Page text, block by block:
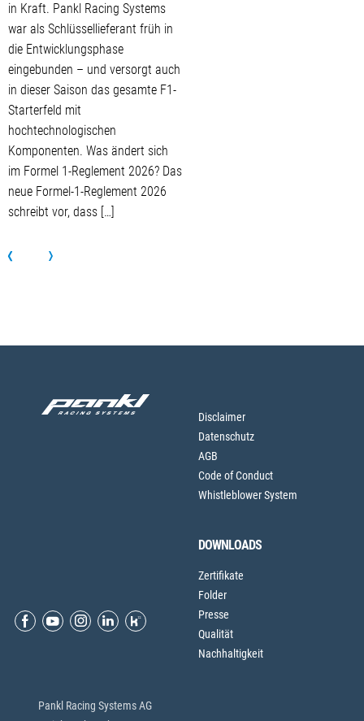
in Kraft. Pankl Racing Systems
war als Schlüssellieferant früh in
die Entwicklungsphase
eingebunden – und versorgt auch
in dieser Saison das gesamte F1-
Starterfeld mit
hochtechnologischen
Komponenten. Was ändert sich
im Formel 1-Reglement 2026? Das
neue Formel-1-Reglement 2026
schreibt vor, dass […]
Disclaimer
Datenschutz
AGB
Code of Conduct
Whistleblower System
DOWNLOADS
Zertifikate
Folder
Presse
Qualität
Nachhaltigkeit
Pankl Racing Systems AG